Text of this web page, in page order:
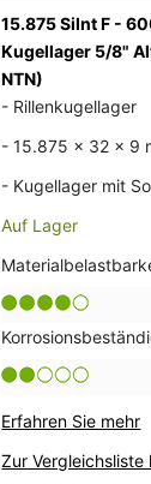
15.875 Silnt F -
Kugellager 5/8"
NTN)
- Rillenkugellager
- 15.875 x 32 x 9
- Kugellager mit
Auf Lager
Erfahren Sie mehr
Zur Vergleichsliste